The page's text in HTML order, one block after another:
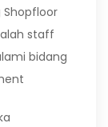
staff
bidang